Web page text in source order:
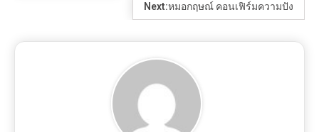
Next:หมอกฤษณ์ คอนเฟิร์มความปัง